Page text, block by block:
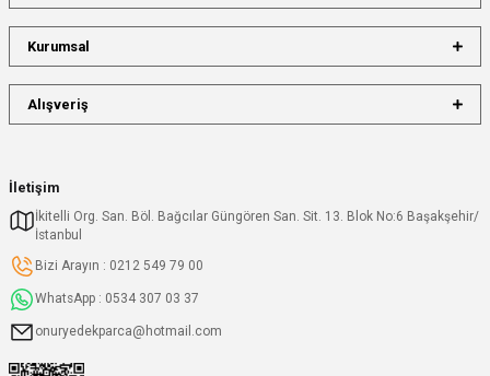
İletişim
İkitelli Org. San. Böl. Bağcılar Güngören San. Sit. 13. Blok No:6 Başakşehir/
İstanbul
Bizi Arayın : 0212 549 79 00
WhatsApp : 0534 307 03 37
onuryedekparca@hotmail.com
Kurumsal
Alışveriş